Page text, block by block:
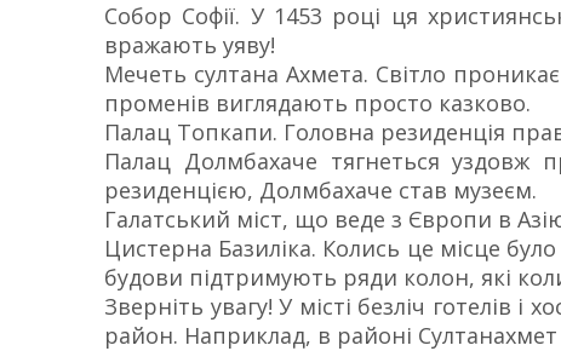
Собор Софії. У 1453 році ця
вражають уяву!
Мечеть султана Ахмета. Світло
променів виглядають просто казково.
Палац Топкапи. Головна резиденція
Палац Долмбахаче тягнеться уздовж
резиденцією, Долмбахаче став музеєм.
Галатський міст, що веде з Європи в
Цистерна Базиліка. Колись це місце
будови підтримують ряди колон, які
Зверніть увагу! У місті безліч готелів
район. Наприклад, в районі